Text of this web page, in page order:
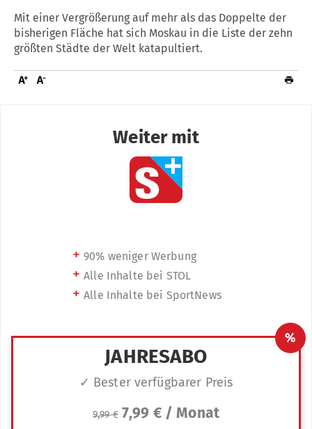
Mit einer Vergrößerung auf mehr als das Doppelte der
bisherigen Fläche hat sich Moskau in die Liste der zehn
größten Städte der Welt katapultiert.